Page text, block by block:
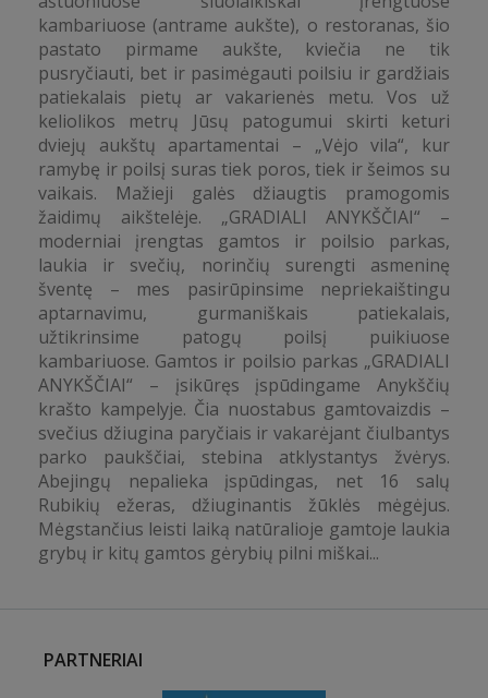
kambariuose (antrame aukšte), o restoranas, šio
pastato pirmame aukšte, kviečia ne tik
pusryčiauti, bet ir pasimėgauti poilsiu ir gardžiais
patiekalais pietų ar vakarienės metu. Vos už
keliolikos metrų Jūsų patogumui skirti keturi
dviejų aukštų apartamentai – „Vėjo vila“, kur
ramybę ir poilsį suras tiek poros, tiek ir šeimos su
vaikais. Mažieji galės džiaugtis pramogomis
žaidimų aikštelėje. „GRADIALI ANYKŠČIAI“ –
moderniai įrengtas gamtos ir poilsio parkas,
laukia ir svečių, norinčių surengti asmeninę
šventę – mes pasirūpinsime nepriekaištingu
aptarnavimu, gurmaniškais patiekalais,
užtikrinsime patogų poilsį puikiuose
kambariuose. Gamtos ir poilsio parkas „GRADIALI
ANYKŠČIAI“ – įsikūręs įspūdingame Anykščių
krašto kampelyje. Čia nuostabus gamtovaizdis –
svečius džiugina paryčiais ir vakarėjant čiulbantys
parko paukščiai, stebina atklystantys žvėrys.
Abejingų nepalieka įspūdingas, net 16 salų
Rubikių ežeras, džiuginantis žūklės mėgėjus.
Mėgstančius leisti laiką natūralioje gamtoje laukia
grybų ir kitų gamtos gėrybių pilni miškai...
PARTNERIAI